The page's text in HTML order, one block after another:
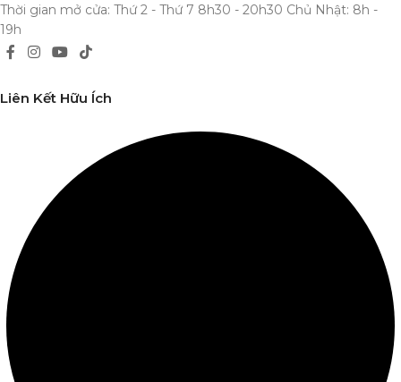
Thời gian mở cửa: Thứ 2 - Thứ 7 8h30 - 20h30 Chủ Nhật: 8h -
19h
Liên Kết Hữu Ích